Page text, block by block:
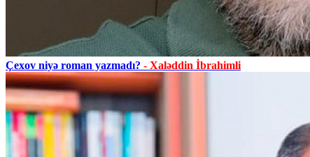
Çexov niyə roman yazmadı? - Xaləddin İbrahimli